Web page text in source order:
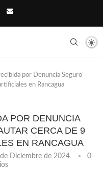
por Denuncia Seguro
en Rancagua
POR DENUNCIA
CERCA DE 9
EN RANCAGUA
Diciembre de 2024
0